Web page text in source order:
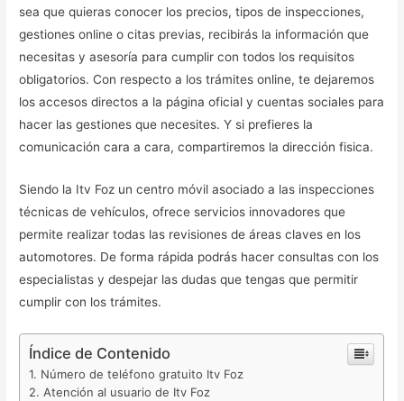
sea que quieras conocer los precios, tipos de inspecciones,
gestiones online o citas previas, recibirás la información que
necesitas y asesoría para cumplir con todos los requisitos
obligatorios. Con respecto a los trámites online, te dejaremos
los accesos directos a la página oficial y cuentas sociales para
hacer las gestiones que necesites. Y si prefieres la
comunicación cara a cara, compartiremos la dirección fisica.
Siendo la Itv Foz un centro móvil asociado a las inspecciones
técnicas de vehículos, ofrece servicios innovadores que
permite realizar todas las revisiones de áreas claves en los
automotores. De forma rápida podrás hacer consultas con los
especialistas y despejar las dudas que tengas que permitir
cumplir con los trámites.
Índice de Contenido
Número de teléfono gratuito Itv Foz
Atención al usuario de Itv Foz